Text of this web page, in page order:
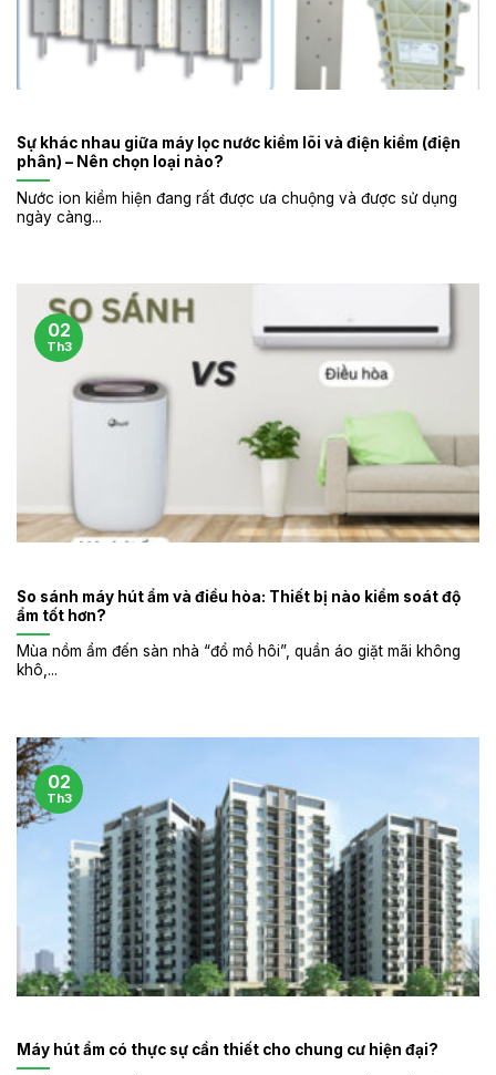
Sự khác nhau giữa máy lọc nước kiềm lõi và điện kiềm (điện
phân) – Nên chọn loại nào?
Nước ion kiềm hiện đang rất được ưa chuộng và được sử dụng
ngày càng...
So sánh máy hút ẩm và điều hòa: Thiết bị nào kiểm soát độ
ẩm tốt hơn?
Mùa nồm ẩm đến sàn nhà “đổ mồ hôi”, quần áo giặt mãi không
khô,...
02
Th3
Máy hút ẩm có thực sự cần thiết cho chung cư hiện đại?
02
Th3